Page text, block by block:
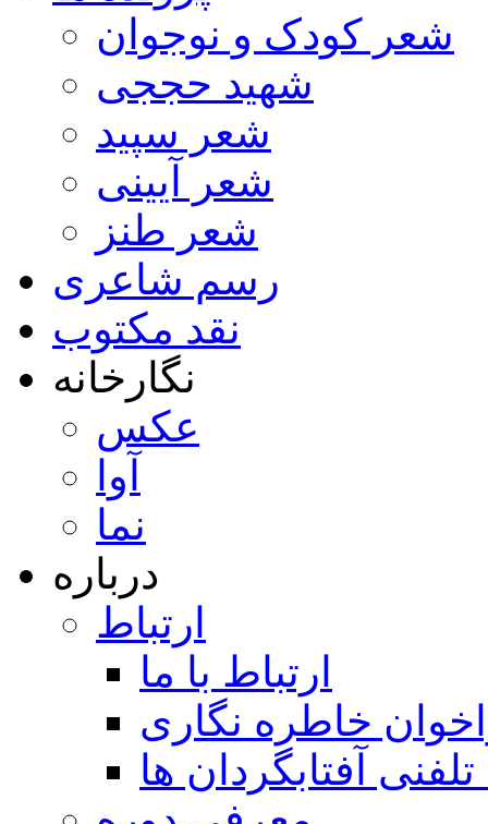
شعر کودک و نوجوان
شهید حججی
شعر سپید
شعر آیینی
شعر طنز
رسم شاعری
نقد مکتوب
نگارخانه
عکس
آوا
نما
درباره
ارتباط
ارتباط با ما
خاطره نگاری
تلفنی آفتابگردان ها